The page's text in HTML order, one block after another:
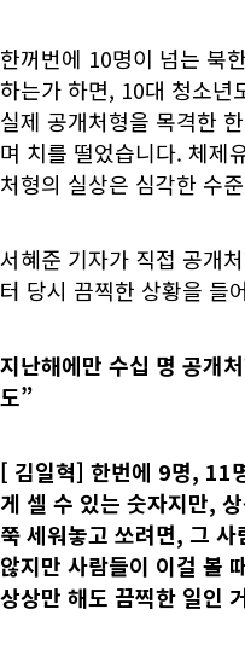
한꺼번에 10명이 넘는 북
하는가 하면, 10대 청소년
실제 공개처형을 목격한
며 치를 떨었습니다. 체제
처형의 실상은 심각한 수
서혜준 기자가 직접 공개
터 당시 끔찍한 상황을 들
지난해에만 수십 명 공개
도”
[ 김일혁] 한번에 9명, 11
게 셀 수 있는 숫자지만,
쭉 세워놓고 쏘려면, 그
않지만 사람들이 이걸 볼
상상만 해도 끔찍한 일인